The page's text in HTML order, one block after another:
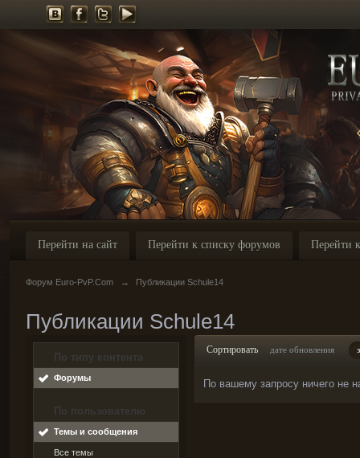
Перейти на сайт Перейти к списку форумов Перейти
Форум Euro-PvP.Com → Публикации Schule14
Публикации Schule14
По типу контента
Форумы
По пользователю
Темы и сообщения
Все темы
Сортировать дате обновления
По вашему запросу ничего не